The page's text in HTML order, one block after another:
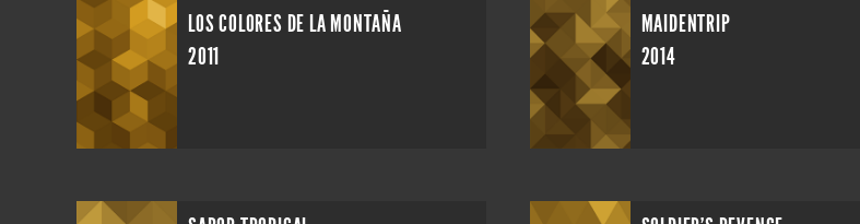
LOS COLORES DE LA MONTAÑA
2011
MAIDENTRIP
2014